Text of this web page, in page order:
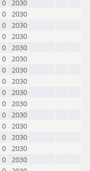
0 2030
0 2030
0 2030
0 2030
0 2030
0 2030
0 2030
0 2030
0 2030
0 2030
0 2030
0 2030
0 2030
0 2030
0 2030